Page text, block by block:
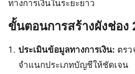
ทางการเงินในระยะยาว
ขั้นตอนการสร้างผังช่อง
ประเมินข้อมูลทางการเงิน: ตร
จำแนกประเภทบัญชีให้ชัดเจน